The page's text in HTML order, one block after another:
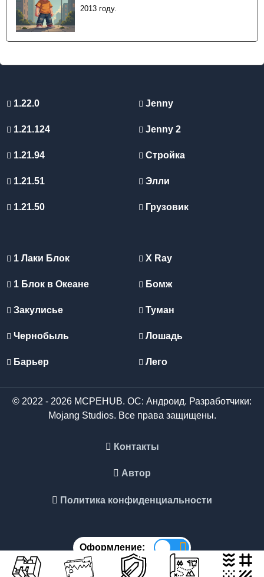
2013 году.
1.22.0
1.21.124
1.21.94
1.21.51
1.21.50
Jenny
Jenny 2
Стройка
Элли
Грузовик
1 Лаки Блок
1 Блок в Океане
Закулисье
Чернобыль
Барьер
X Ray
Бомж
Туман
Лошадь
Лего
© 2022 - 2026 MCPEHUB. ОС: Андроид. Разработчики:
Mojang Studios. Все права защищены.
Контакты
Автор
Политика конфиденциальности
Оформление: